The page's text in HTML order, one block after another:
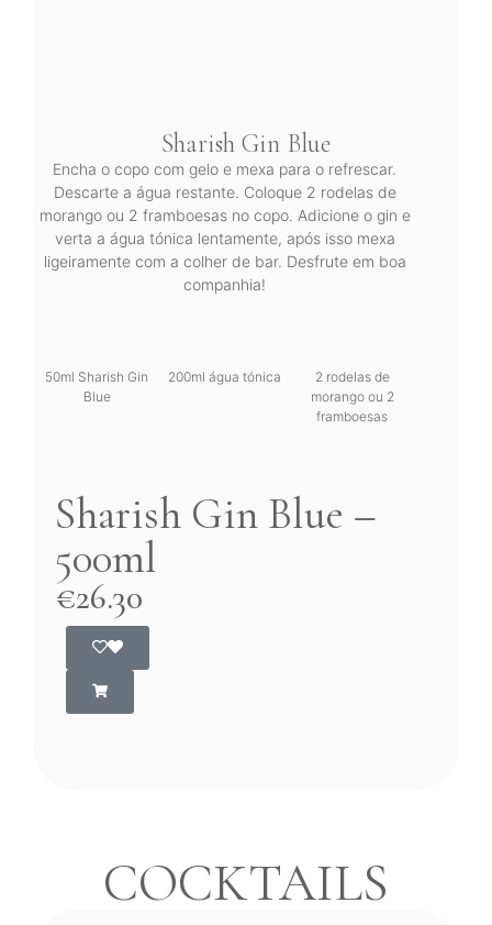
Sharish Gin Blue
Encha o copo com gelo e mexa para o refrescar.
Descarte a água restante. Coloque 2 rodelas de
morango ou 2 framboesas no copo. Adicione o gin e
verta a água tónica lentamente, após isso mexa
ligeiramente com a colher de bar. Desfrute em boa
companhia!
50ml Sharish Gin
Blue
200ml água tónica
2 rodelas de
morango ou 2
framboesas
Sharish Gin Blue –
500ml
€26.30
COCKTAILS